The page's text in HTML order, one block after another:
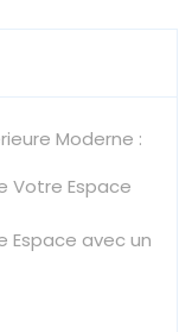
Moderne :
Votre Espace
Espace avec un